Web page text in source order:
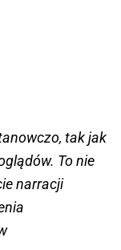
tak jak
To nie
narracji